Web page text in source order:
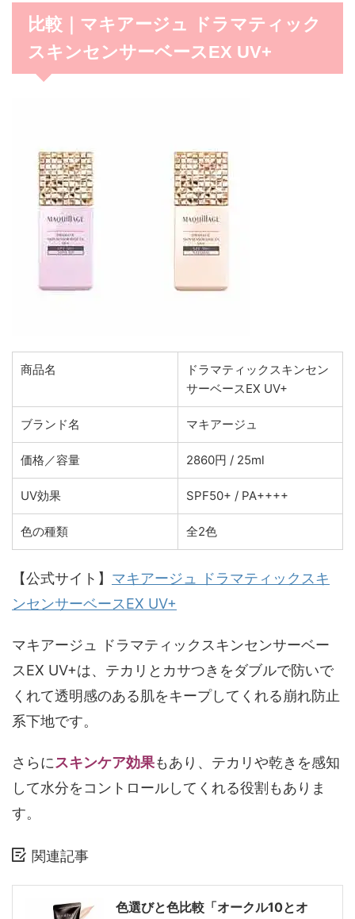
比較｜マキアージュ ドラマティック
スキンセンサーベースEX UV+
商品名
ドラマティックスキンセン
サーベースEX UV+
ブランド名 マキアージュ
価格／容量 2860円 / 25ml
UV効果 SPF50+ / PA++++
色の種類 全2色
【公式サイト】 マキアージュ ドラマティックスキ
ンセンサーベースEX UV+
マキアージュ ドラマティックスキンセンサーベー
スEX UV+は、テカリとカサつきをダブルで防いで
くれて透明感のある肌をキープしてくれる崩れ防止
系下地です。
さらにスキンケア効果もあり、テカリや乾きを感知
して水分をコントロールしてくれる役割もありま
す。
関連記事
色選びと色比較「オークル10とオ